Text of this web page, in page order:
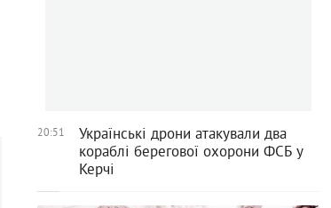
20:51
Українські дрони атакували два
кораблі берегової охорони ФСБ у
Керчі